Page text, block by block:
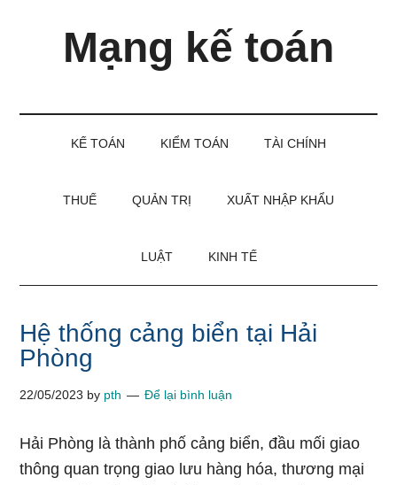
Mạng kế toán
KẾ TOÁN KIỂM TOÁN TÀI CHÍNH
THUẾ QUẢN TRỊ XUẤT NHẬP KHẨU
LUẬT KINH TẾ
Hệ thống cảng biển tại Hải
Phòng
22/05/2023 by pth Để lại bình luận
Hải Phòng là thành phố cảng biển, đầu mối giao
thông quan trọng giao lưu hàng hóa, thương mại